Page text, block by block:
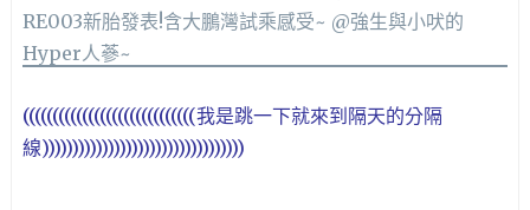
(((((((((((((((((((((((((((((我是跳一下就來到隔天的分隔
線))))))))))))))))))))))))))))))))))